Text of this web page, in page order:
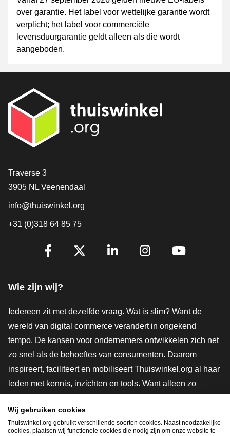
over garantie. Het label voor wettelijke garantie wordt
verplicht; het label voor commerciële
levensduurgarantie geldt alleen als die wordt
aangeboden.
Contact
Traverse 3
3905 NL Veenendaal
info@thuiswinkel.org
+31 (0)318 64 85 75
Volg je ons al?
Wie zijn wij?
Iedereen zit met dezelfde vraag. Wat is slim? Want de
wereld van digital commerce verandert in ongekend
tempo. De kansen voor ondernemers ontwikkelen zich net
zo snel als de behoeftes van consumenten. Daarom
inspireert, faciliteert en mobiliseert Thuiswinkel.org al haar
leden met kennis, inzichten en tools. Want alleen zo
innovatievere toekomst. Dus groei ook mee en maak
shoppen slimmer.
Wij gebruiken cookies
Thuiswinkel.org gebruikt verschillende soorten cookies. Naast noodzakelijke
cookies, plaatsen wij functionele cookies die nodig zijn om onze website te